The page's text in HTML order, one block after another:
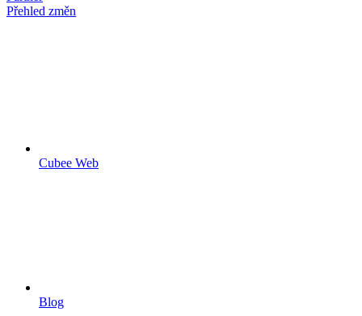
Přehled změn
Cubee Web
Blog